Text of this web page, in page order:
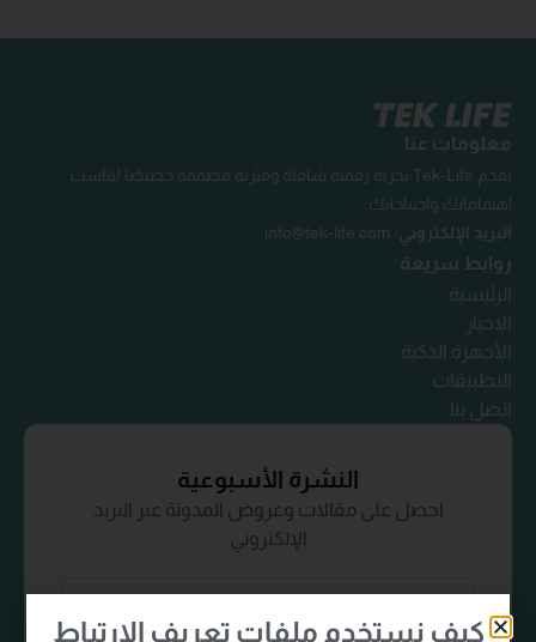
معلومات عنا
تقدم Tek-Life تجربة رقمية شاملة ومثرية مصممة خصيصًا لتناسب
اهتماماتك واحتياجاتك.
البريد الإلكتروني: info@tek-life.com
روابط سريعة
الرئيسية
الاخبار
الأجهزة الذكية
التطبيقات
اتصل بنا
النشرة الأسبوعية
احصل على مقالات وعروض المدونة عبر البريد
الإلكتروني
كيف نستخدم ملفات تعريف الارتباط